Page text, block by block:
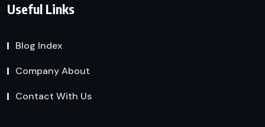
Useful Links
Blog Index
Company About
Contact With Us